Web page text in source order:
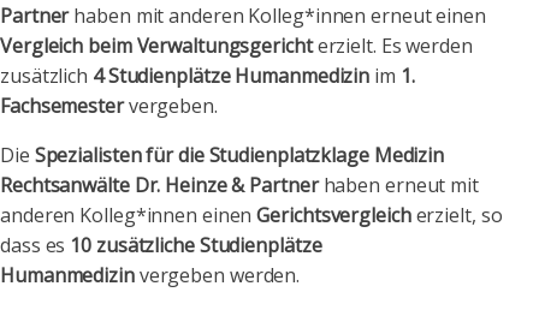
Partnerhaben mit anderen Kolleg*innen erneut einen
Vergleich beim Verwaltungsgerichterzielt. Es werden
zusätzlich 4 Studienplätze Humanmedizin im 1.
Fachsemestervergeben.
Die Spezialisten für die Studienplatzklage Medizin
Rechtsanwälte Dr. Heinze & Partnerhaben erneut mit
anderen Kolleg*innen einenGerichtsvergleicherzielt, so
dass es 10 zusätzliche Studienplätze
Humanmedizinvergeben werden.